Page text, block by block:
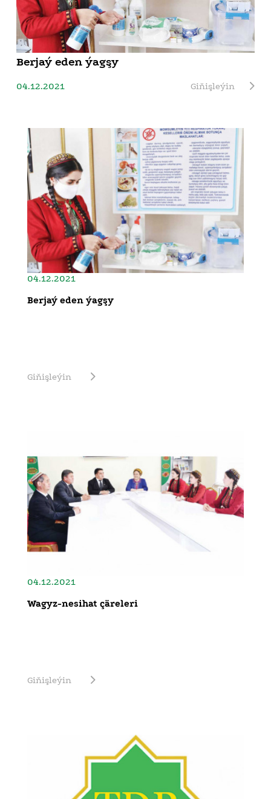
Berjaý eden ýagşy
04.12.2021 Giňişleýin
04.12.2021
Berjaý eden ýagşy
Giňişleýin
04.12.2021
Wagyz-nesihat çäreleri
Giňişleýin